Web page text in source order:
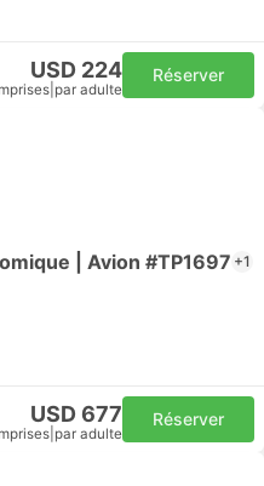
USD 224
par adulte
Réserver
| Avion #TP1697 +1
USD 677
par adulte
Réserver